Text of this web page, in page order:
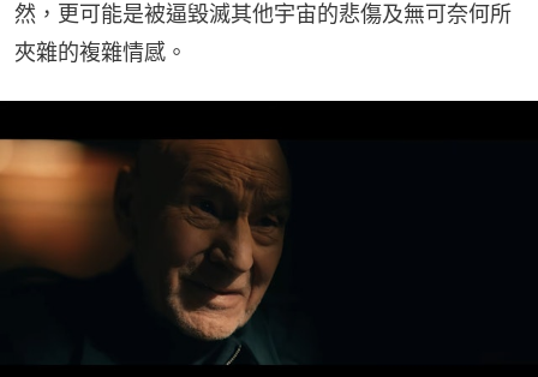
然，更可能是被逼毀滅其他宇宙的悲傷及無可奈何所
夾雜的複雜情感。